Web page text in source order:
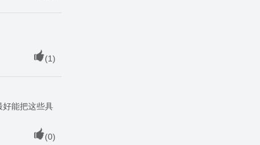
(1)
好能把这些具
(0)